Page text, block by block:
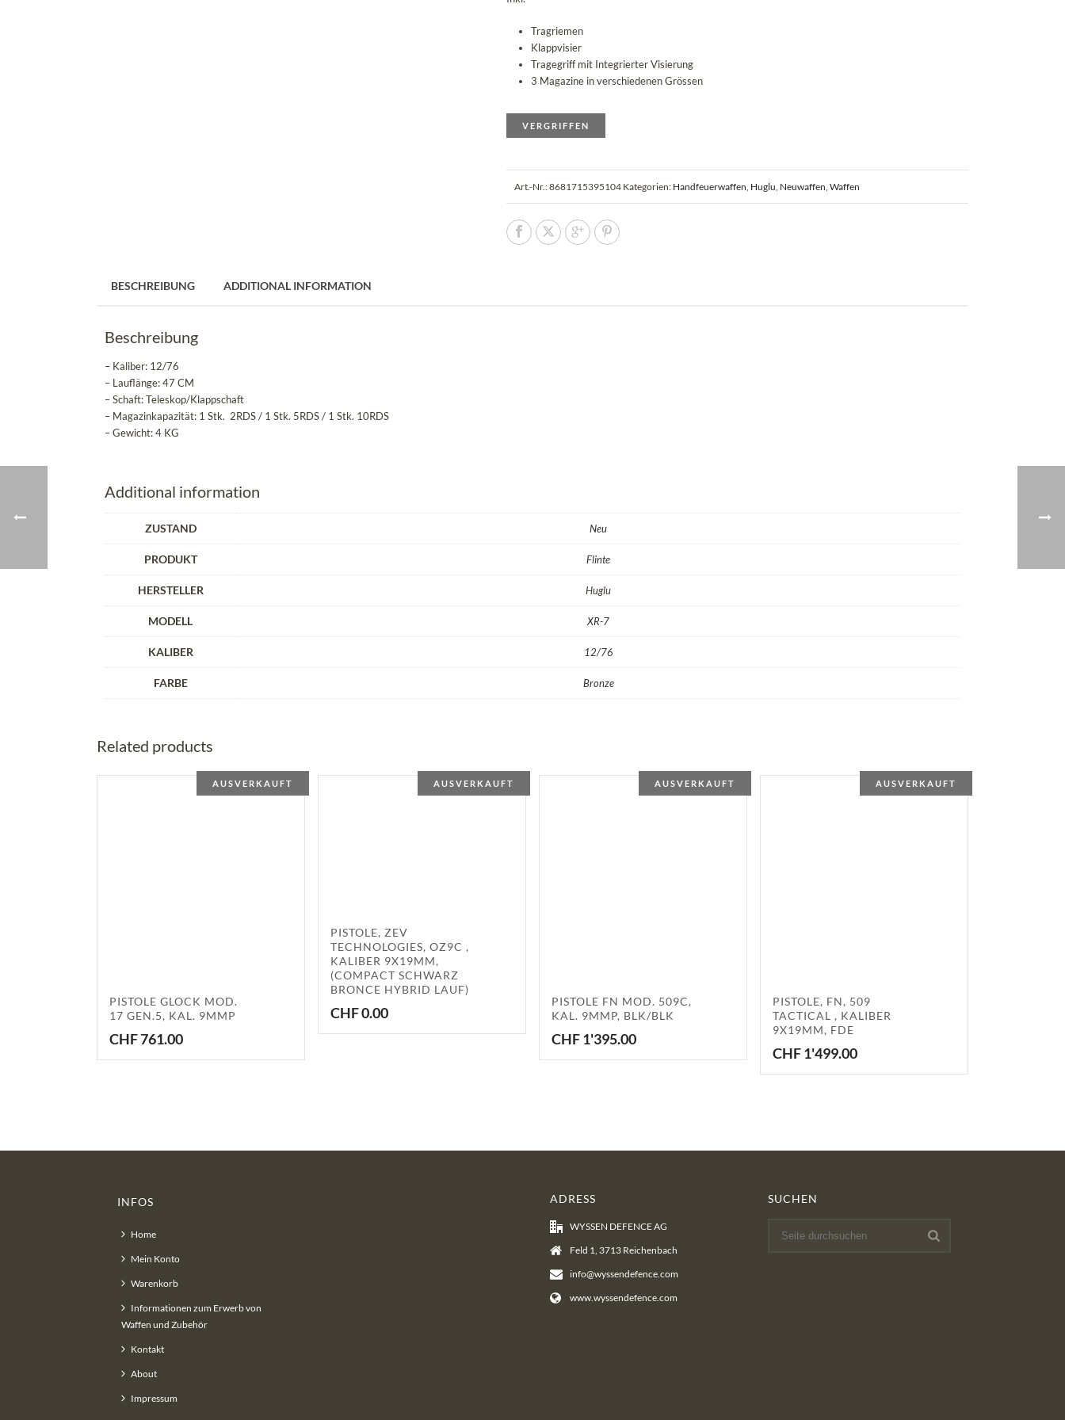
Tragriemen
Klappvisier
Tragegriff mit Integrierter Visierung
3 Magazine in verschiedenen Grössen
VERGRIFFEN
Art.-Nr.:8681715395104 Kategorien: Handfeuerwaffen, Huglu, Neuwaffen, Waffen
BESCHREIBUNG ADDITIONAL INFORMATION
Beschreibung
– Kaliber: 12/76
– Lauflänge: 47 CM
– Schaft: Teleskop/Klappschaft
– Magazinkapazität: 1 Stk. 2RDS / 1 Stk. 5RDS / 1 Stk. 10RDS
– Gewicht: 4 KG
Additional information
ZUSTAND Neu
PRODUKT Flinte
HERSTELLER Huglu
MODELL XR-7
KALIBER 12/76
FARBE Bronze
Related products
AUSVERKAUFT
PISTOLE GLOCK MOD.
17 GEN.5, KAL. 9MMP
CHF761.00
AUSVERKAUFT
PISTOLE, ZEV
TECHNOLOGIES, OZ9C ,
KALIBER 9X19MM,
(COMPACT SCHWARZ
BRONCE HYBRID LAUF)
CHF0.00
AUSVERKAUFT
PISTOLE FN MOD. 509C,
KAL. 9MMP, BLK/BLK
CHF1'395.00
AUSVERKAUFT
PISTOLE, FN, 509
TACTICAL , KALIBER
9X19MM, FDE
CHF1'499.00
INFOS
Home
Mein Konto
Warenkorb
Informationen zum Erwerb von
Waffen und Zubehör
Kontakt
About
Impressum
ADRESS
WYSSEN DEFENCE AG
Feld 1, 3713 Reichenbach
info@wyssendefence.com
www.wyssendefence.com
SUCHEN